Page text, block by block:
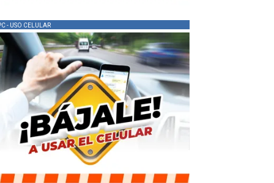
- USO CELULAR